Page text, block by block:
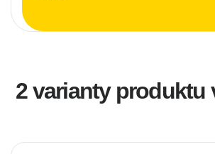
2 varianty produktu